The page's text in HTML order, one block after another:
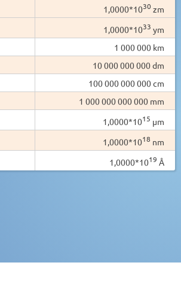
1,0000*1030 zm
1,0000*1033 ym
1 000 000 km
10 000 000 000 dm
100 000 000 000 cm
1 000 000 000 000 mm
1,0000*1015 µm
1,0000*1018 nm
1,0000*1019 Å